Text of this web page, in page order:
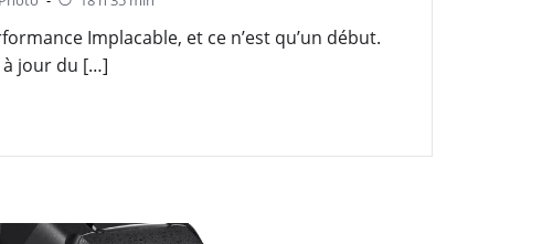
Implacable, et ce n’est qu’un début.
à jour du […]